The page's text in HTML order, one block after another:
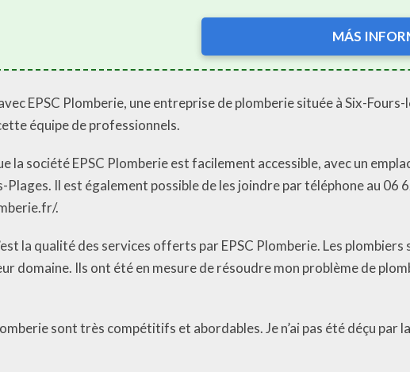
MÁS
EPSC Plomberie, une entreprise de plomberie située à Six-Fours-
équipe de professionnels.
la société EPSC Plomberie est facilement accessible, avec un
Il est également possible de les joindre par téléphone au 06
.
la qualité des services offerts par EPSC Plomberie. Les
domaine. Ils ont été en mesure de résoudre mon problème de
sont très compétitifs et abordables. Je n’ai pas été déçu